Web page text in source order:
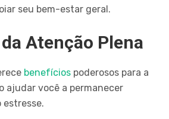
seu bem-estar geral.
Atenção Plena
benefícios poderosos para a
ajudar você a permanecer
estresse.